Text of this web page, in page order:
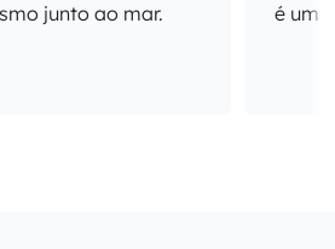
junto ao mar.
é um